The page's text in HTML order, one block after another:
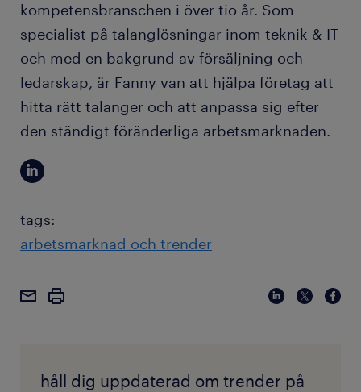
kompetensbranschen i över tio år. Som
specialist på talanglösningar inom teknik & IT
och med en bakgrund av försäljning och
ledarskap, är Fanny van att hjälpa företag att
hitta rätt talanger och att anpassa sig efter
den ständigt föränderliga arbetsmarknaden.
tags:
arbetsmarknad och trender
håll dig uppdaterad om trender på